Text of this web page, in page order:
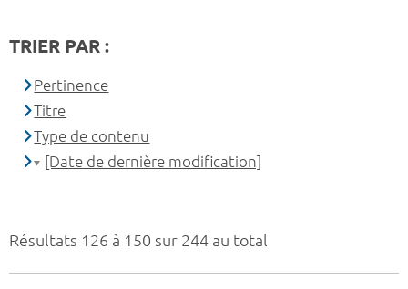
Résultats 126 à 150 sur 244 au total
TRIER PAR :
Pertinence
Titre
Type de contenu
[Date de dernière modification]